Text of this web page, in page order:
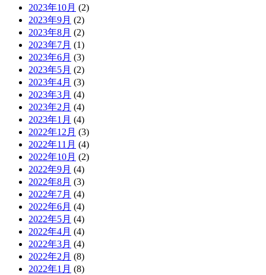
2023年10月 (2)
2023年9月 (2)
2023年8月 (2)
2023年7月 (1)
2023年6月 (3)
2023年5月 (2)
2023年4月 (3)
2023年3月 (4)
2023年2月 (4)
2023年1月 (4)
2022年12月 (3)
2022年11月 (4)
2022年10月 (2)
2022年9月 (4)
2022年8月 (3)
2022年7月 (4)
2022年6月 (4)
2022年5月 (4)
2022年4月 (4)
2022年3月 (4)
2022年2月 (8)
2022年1月 (8)